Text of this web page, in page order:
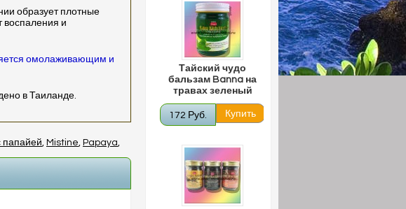
Тайский чудо
бальзам Banna на
травах зеленый
172 Руб.
образует плотные
воспаления и
омолаживающим и
в Таиланде.
папайей, Mistine, Papaya,